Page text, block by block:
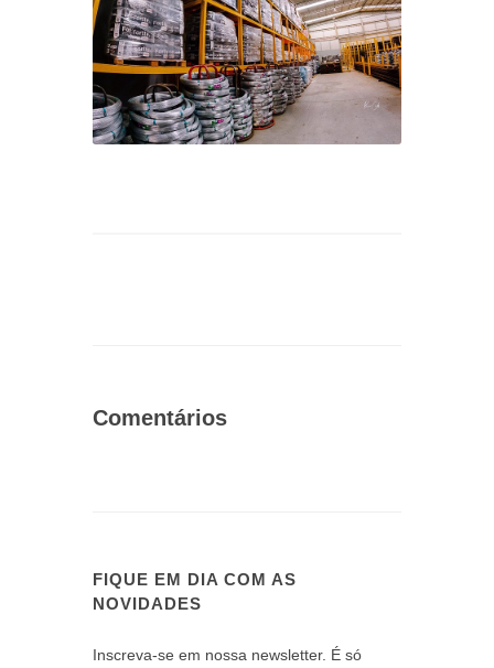
Comentários
FIQUE EM DIA COM AS
NOVIDADES
Inscreva-se em nossa newsletter. É só